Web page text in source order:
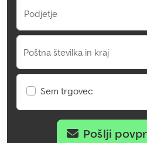
Podjetje
Poštna številka in kraj
Sem trgovec
Pošlji